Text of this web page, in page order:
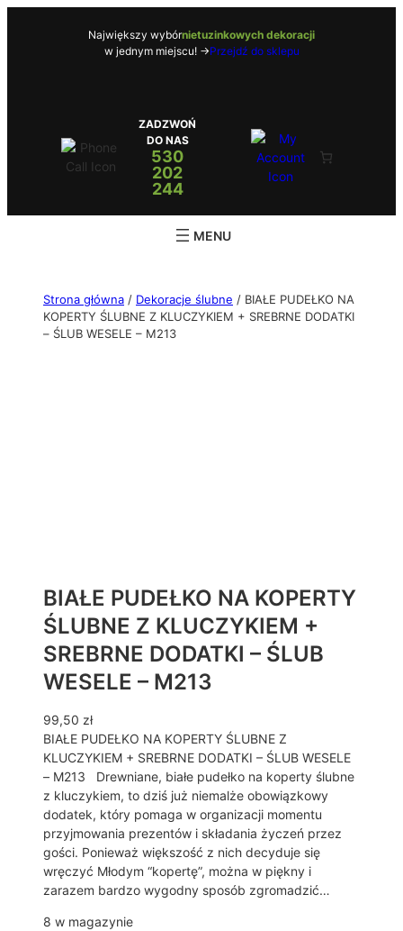
Największy wybórnietuzinkowych dekoracji
w jednym miejscu! ->Przejdź do sklepu
ZADZWOŃ
DO NAS
530
202
244
Strona główna / Dekoracje ślubne / BIAŁE PUDEŁKO NA
KOPERTY ŚLUBNE Z KLUCZYKIEM + SREBRNE DODATKI
– ŚLUB WESELE – M213
BIAŁE PUDEŁKO NA KOPERTY
ŚLUBNE Z KLUCZYKIEM +
SREBRNE DODATKI – ŚLUB
WESELE – M213
99,50 zł
BIAŁE PUDEŁKO NA KOPERTY ŚLUBNE Z
KLUCZYKIEM + SREBRNE DODATKI – ŚLUB WESELE
– M213 Drewniane, białe pudełko na koperty ślubne
z kluczykiem, to dziś już niemalże obowiązkowy
dodatek, który pomaga w organizacji momentu
przyjmowania prezentów i składania życzeń przez
gości. Ponieważ większość z nich decyduje się
wręczyć Młodym “kopertę”, można w piękny i
zarazem bardzo wygodny sposób zgromadzić…
8 w magazynie